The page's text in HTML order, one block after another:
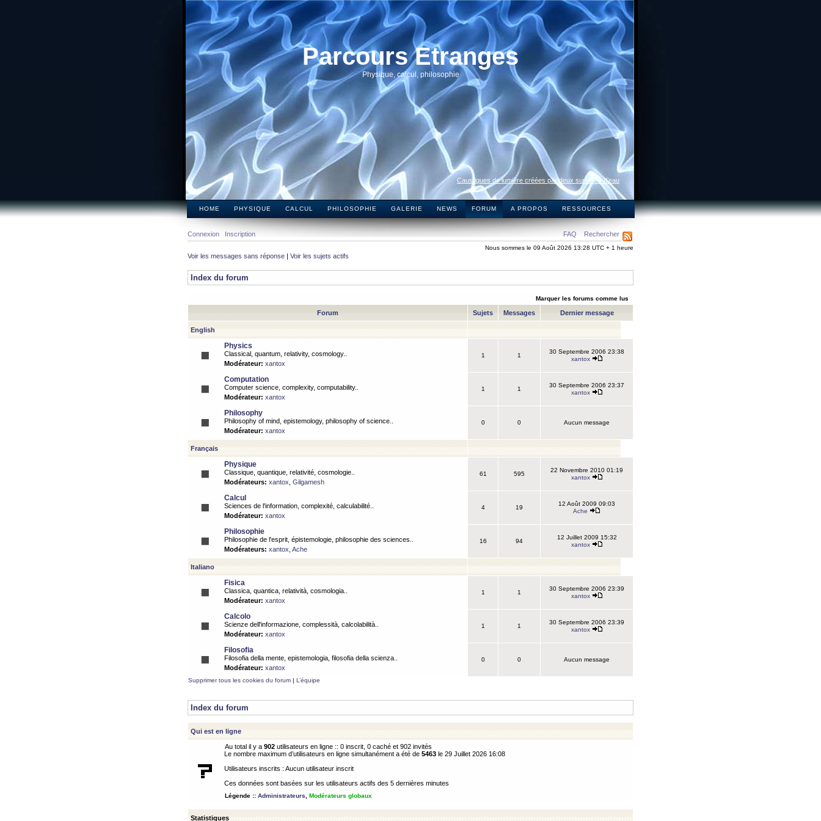
Parcours Etranges
Physique, calcul, philosophie
Caustiques de lumière créées par deux surfaces d’eau
HOME PHYSIQUE CALCUL PHILOSOPHIE GALERIE NEWS FORUM A PROPOS RESSOURCES
FAQ Rechercher
Connexion Inscription
Nous sommes le 09 Août 2026 13:28 UTC + 1 heure
Voir les messages sans réponse | Voir les sujets actifs
Index du forum
Marquer les forums comme lus
Forum Sujets Messages Dernier message
English
Physics
Classical, quantum, relativity, cosmology..
Modérateur: xantox
1 1
30 Septembre 2006 23:38
xantox
Computation
Computer science, complexity, computability..
Modérateur: xantox
1 1
30 Septembre 2006 23:37
xantox
Philosophy
Philosophy of mind, epistemology, philosophy of science..
Modérateur: xantox
0 0 Aucun message
Français
Physique
Classique, quantique, relativité, cosmologie..
Modérateurs: xantox Gilgamesh
61 595
22 Novembre 2010 01:19
xantox
Calcul
Sciences de l'information, complexité, calculabilité..
Modérateur: xantox
4 19
12 Août 2009 09:03
Ache
Philosophie
Philosophie de l'esprit, épistemologie, philosophie des sciences..
Modérateurs: xantox Ache
16 94
12 Juillet 2009 15:32
xantox
Italiano
Fisica
Classica, quantica, relatività, cosmologia..
Modérateur: xantox
1 1
30 Septembre 2006 23:39
xantox
Calcolo
Scienze dell'informazione, complessità, calcolabilità..
Modérateur: xantox
1 1
30 Septembre 2006 23:39
xantox
Filosofia
Filosofia della mente, epistemologia, filosofia della scienza..
Modérateur: xantox
0 0 Aucun message
Supprimer tous les cookies du forum | L’équipe
Index du forum
Qui est en ligne
Au total il y a 902 utilisateurs en ligne :: 0 inscrit, 0 caché et 902 invités
Le nombre maximum d’utilisateurs en ligne simultanément a été de 5463 le 29 Juillet 2026 16:08
Utilisateurs inscrits : Aucun utilisateur inscrit
Ces données sont basées sur les utilisateurs actifs des 5 dernières minutes
Légende :: Administrateurs Modérateurs globaux
Statistiques